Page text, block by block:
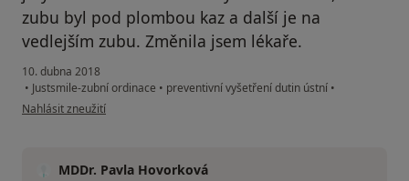
zubu byl pod plombou kaz a další je na
vedlejším zubu. Změnila jsem lékaře.
10. dubna 2018
• Justsmile-zubní ordinace • preventivní vyšetření dutin ústní •
podle názoru uživatele Váš účet byl odstraněn
Nahlásit zneužití
MDDr. Pavla Hovorková